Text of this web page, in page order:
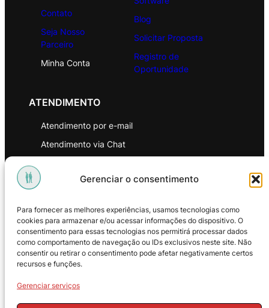
Gerenciar o consentimento
Para fornecer as melhores experiências, usamos tecnologias como
cookies para armazenar e/ou acessar informações do dispositivo. O
consentimento para essas tecnologias nos permitirá processar dados
como comportamento de navegação ou IDs exclusivos neste site. Não
consentir ou retirar o consentimento pode afetar negativamente certos
recursos e funções.
Gerenciar serviços
Contato
Seja Nosso
Parceiro
Minha Conta
Blog
Solicitar Proposta
Registro de
Oportunidade
ATENDIMENTO
Atendimento por e-mail
Atendimento via Chat
Política de Privacidade
Política de Troca e Devoluções
Política de Reembolso